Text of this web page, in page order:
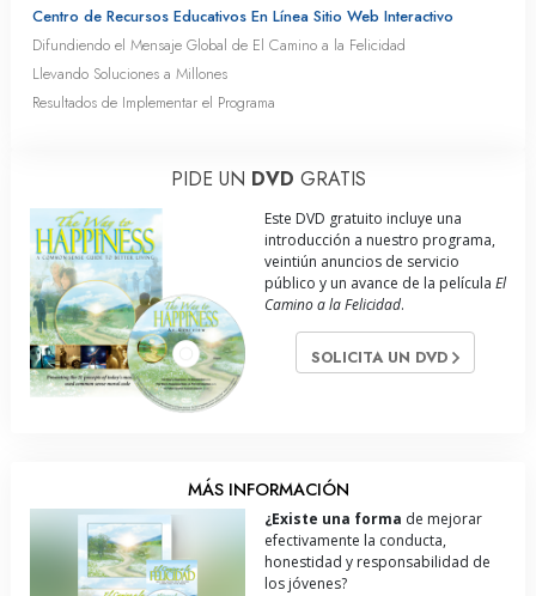
Centro de Recursos Educativos En Línea Sitio Web Interactivo
Difundiendo el Mensaje Global de El Camino a la Felicidad
Llevando Soluciones a Millones
Resultados de Implementar el Programa
PIDE UN DVD GRATIS
Este DVD gratuito incluye una
introducción a nuestro programa,
veintiún anuncios de servicio
público y un avance de la película El
Camino a la Felicidad.
SOLICITA UN DVD
MÁS INFORMACIÓN
¿Existe una forma de mejorar
efectivamente la conducta,
honestidad y responsabilidad de
los jóvenes?